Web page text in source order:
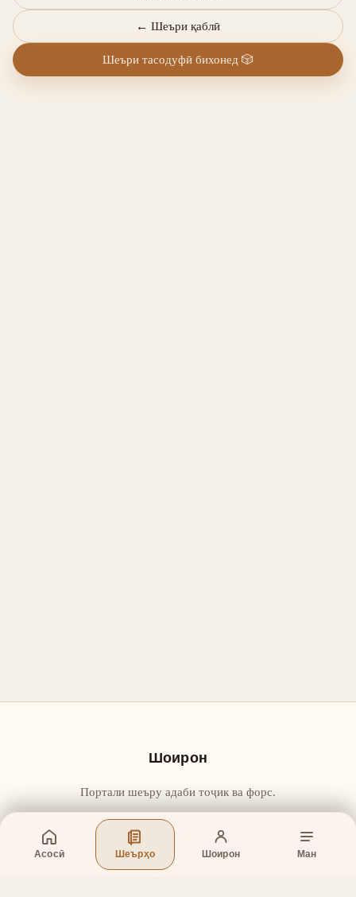
Асосӣ Шеърҳо Шоирон Ман
← Шеъри қаблӣ
Шеъри тасодуфӣ бихонед 🎲
Шоирон
Портали шеъру адаби тоҷик ва форс.